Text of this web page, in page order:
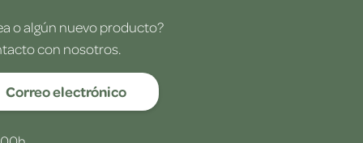
o algún nuevo producto?
con nosotros.
Correo electrónico